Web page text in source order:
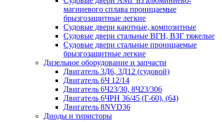
магниевого сплава проницаемые
брызгозащитные легкие
Судовые двери каютные, композитные
Судовые двери стальные ВГН, ВЗГ тяжелые
Судовые двери стальные проницаемые
брызгозащитные легкие
Дизельное оборудование и запчасти
Двигатель 3Д6, 3Д12 (судовой)
Двигатель 6Ч 12/14
Двигатель 6Ч23/30, 8Ч23/306
Двигатель 6ЧРН 36/45 (Г-60), (64)
Двигатель 8NVD36
Диоды и тиристоры